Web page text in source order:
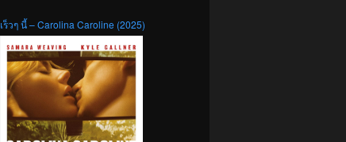
เร็วๆ นี้ – Carolina Caroline (2025)